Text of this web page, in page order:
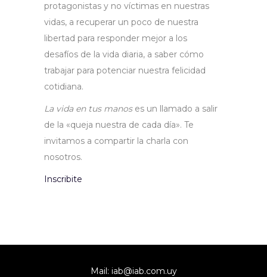
protagonistas y no víctimas en nuestras
vidas, a recuperar un poco de nuestra
libertad para responder mejor a los
desafíos de la vida diaria, a saber cómo
trabajar para potenciar nuestra felicidad
cotidiana.
La vida en tus manoses un llamado a salir
de la «queja nuestra de cada día». Te
invitamos a compartir la charla con
nosotros.
Inscribite
Mail: iab@iab.com.uy